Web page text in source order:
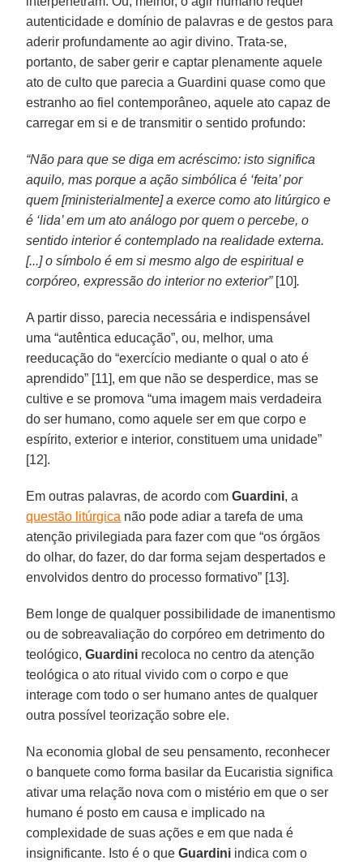
autenticidade e domínio de palavras e de gestos para
aderir profundamente ao agir divino. Trata-se,
portanto, de saber gerir e captar plenamente aquele
ato de culto que parecia a Guardini quase como que
estranho ao fiel contemporâneo, aquele ato capaz de
carregar em si e de transmitir o sentido profundo:
“Não para que se diga em acréscimo: isto significa
aquilo, mas porque a ação simbólica é ‘feita’ por
quem [ministerialmente] a exerce como ato litúrgico e
é ‘lida’ em um ato análogo por quem o percebe, o
sentido interior é contemplado na realidade externa.
[...] o símbolo é em si mesmo algo de espiritual e
corpóreo, expressão do interior no exterior” [10].
A partir disso, parecia necessária e indispensável
uma “autêntica educação”, ou, melhor, uma
reeducação do “exercício mediante o qual o ato é
aprendido” [11], em que não se desperdice, mas se
cultive e se promova “uma imagem mais verdadeira
do ser humano, como aquele ser em que corpo e
espírito, exterior e interior, constituem uma unidade”
[12].
Em outras palavras, de acordo comGuardini, a
questão litúrgica não pode adiar a tarefa de uma
atenção privilegiada para fazer com que “os órgãos
do olhar, do fazer, do dar forma sejam despertados e
envolvidos dentro do processo formativo” [13].
Bem longe de qualquer possibilidade de imanentismo
ou de sobreavaliação do corpóreo em detrimento do
teológico,Guardini recoloca no centro da atenção
teológica o ato ritual vivido com o corpo e que
interage com todo o ser humano antes de qualquer
outra possível teorização sobre ele.
Na economia global de seu pensamento, reconhecer
o banquete como forma basilar da Eucaristia significa
ativar uma relação nova com o mistério em que o ser
humano é posto em causa e implicado na
complexidade de suas ações e em que nada é
insignificante. Isto é o queGuardini indica com o